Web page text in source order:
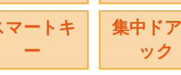
マートキ
ー
集中ド
ック